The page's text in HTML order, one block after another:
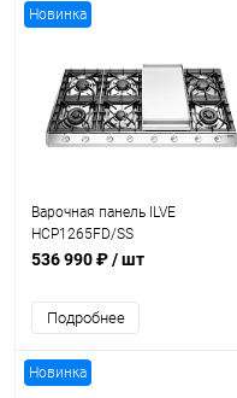
Новинка
Варочная панель ILVE
HCP1265FD/SS
536 990 ₽/ шт
Подробнее
Новинка